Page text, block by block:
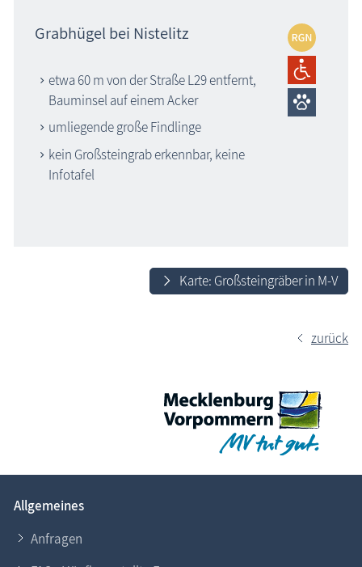
Grabhügel bei Nistelitz
etwa 60 m von der Straße L29 entfernt,
Bauminsel auf einem Acker
umliegende große Findlinge
kein Großsteingrab erkennbar, keine
Infotafel
Karte: Großsteingräber in M-V
zurück
Allgemeines
Anfragen